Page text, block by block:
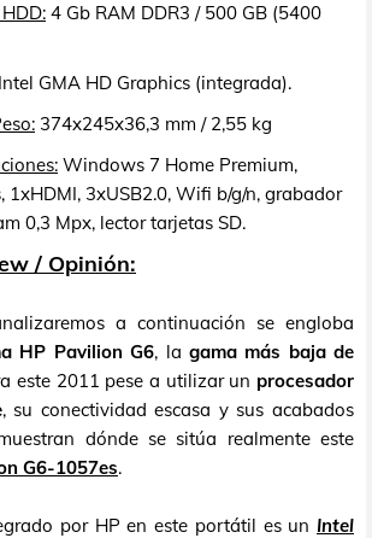
4 Gb RAM DDR3 / 500 GB (5400
Intel GMA HD Graphics (integrada).
374x245x36,3 mm / 2,55 kg
Windows 7 Home Premium,
1xHDMI, 3xUSB2.0, Wifi b/g/n, grabador
0,3 Mpx, lector tarjetas SD.
/ Opinión:
a continuación se engloba
HP Pavilion G6, la gama más baja de
este 2011 pese a utilizar un procesador
, su conectividad escasa y sus acabados
dónde se sitúa realmente este
G6-1057es.
por HP en este portátil es un Intel